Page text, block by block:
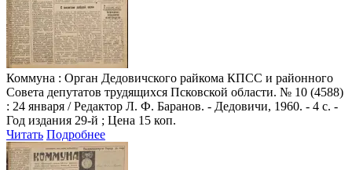
Коммуна : Орган Дедовичского райкома КПСС и районного
Совета депутатов трудящихся Псковской области. № 10 (4588)
: 24 января / Редактор Л. Ф. Баранов. - Дедовичи, 1960. - 4 с. -
Год издания 29-й ; Цена 15 коп.
Читать Подробнее